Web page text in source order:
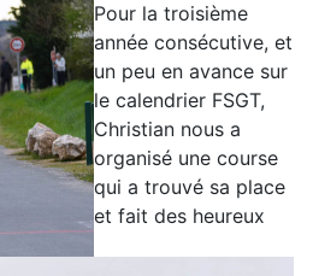
Pour la troisième
année consécutive, et
un peu en avance sur
le calendrier FSGT,
Christian nous a
organisé une course
qui a trouvé sa place
et fait des heureux